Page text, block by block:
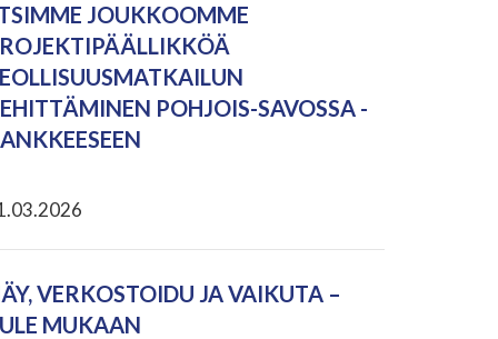
JOUKKOOMME
POHJOIS-SAVOSSA -
VERKOSTOIDU JA VAIKUTA –
MUKAAN